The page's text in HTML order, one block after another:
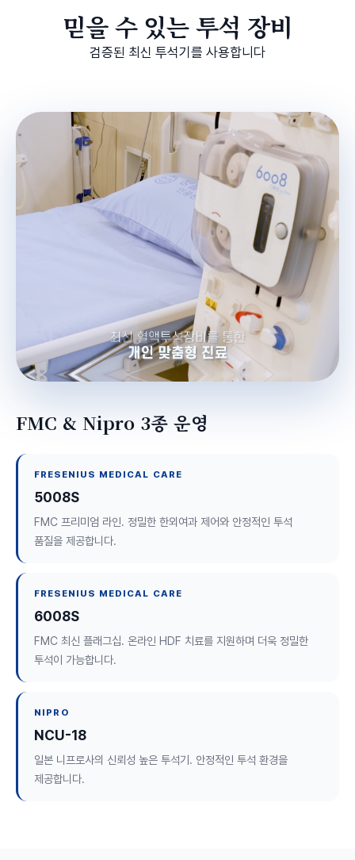
믿을 수 있는 투석 장비
검증된 최신 투석기를 사용합니다
FMC & Nipro 3종 운영
FRESENIUS MEDICAL CARE
5008S
FMC 프리미엄 라인. 정밀한 한외여과 제어와 안정적인 투석
품질을 제공합니다.
FRESENIUS MEDICAL CARE
6008S
FMC 최신 플래그십. 온라인 HDF 치료를 지원하며 더욱 정밀한
투석이 가능합니다.
NIPRO
NCU-18
일본 니프로사의 신뢰성 높은 투석기. 안정적인 투석 환경을
제공합니다.